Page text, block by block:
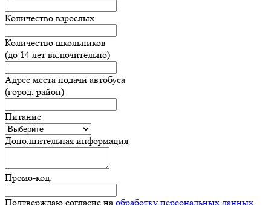
Количество взрослых
Количество школьников
(до 14 лет включительно)
Адрес места подачи автобуса
(город, район)
Питание
Дополнительная информация
Промо-код:
Подтверждаю согласие на обработку персональных данных